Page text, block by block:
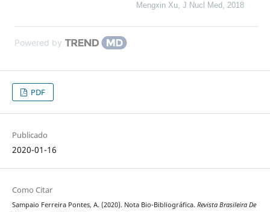
Mengxin Xu, J Nucl Med, 2018
Powered by
PDF
Publicado
2020-01-16
Como Citar
Sampaio Ferreira Pontes, A. (2020). Nota Bio-Bibliográfica. Revista Brasileira De